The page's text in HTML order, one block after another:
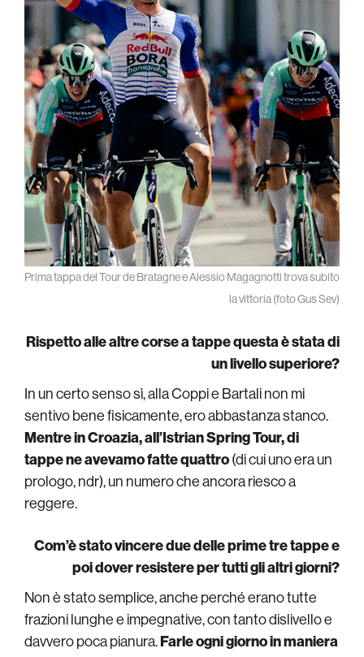
Prima tappa del Tour de Bratagne e Alessio Magagnotti trova subito
la vittoria (foto Gus Sev)
Rispetto alle altre corse a tappe questa è stata di
un livello superiore?
In un certo senso sì, alla Coppi e Bartali non mi
sentivo bene fisicamente, ero abbastanza stanco.
Mentre in Croazia, all’Istrian Spring Tour, di
tappe ne avevamo fatte quattro(di cui uno era un
prologo, ndr), un numero che ancora riesco a
reggere.
Com’è stato vincere due delle prime tre tappe e
poi dover resistere per tutti gli altri giorni?
Non è stato semplice, anche perché erano tutte
frazioni lunghe e impegnative, con tanto dislivello e
davvero poca pianura.Farle ogni giorno in maniera